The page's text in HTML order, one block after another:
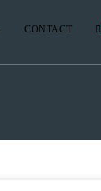
CONTACT